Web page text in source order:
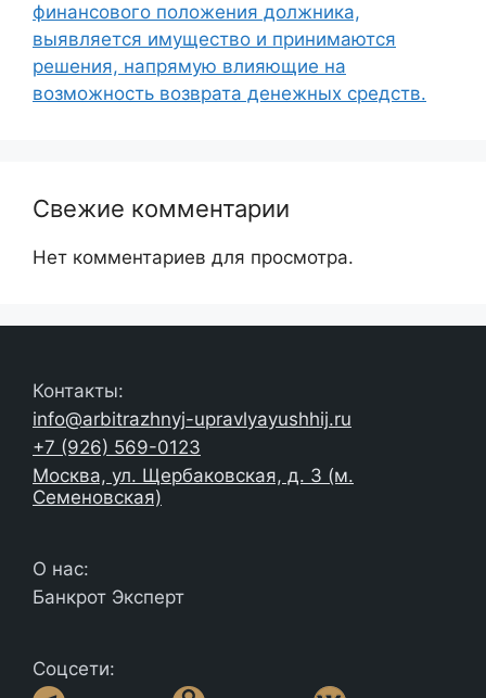
финансового положения должника,
выявляется имущество и принимаются
решения, напрямую влияющие на
возможность возврата денежных средств.
Свежие комментарии
Нет комментариев для просмотра.
Контакты:
info@arbitrazhnyj-upravlyayushhij.ru
+7 (926) 569-0123
Москва, ул. Щербаковская, д. 3 (м.
Семеновская)
О нас:
Банкрот Эксперт
Соцсети: